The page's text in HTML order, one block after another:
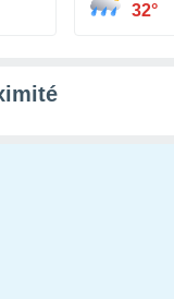
32°